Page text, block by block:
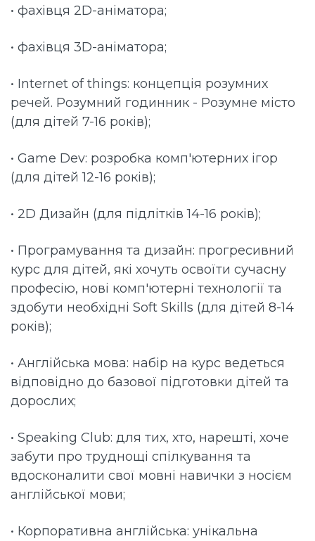
• фахівця 2D-аніматора;
• фахівця 3D-аніматора;
• Internet of things: концепція розумних
речей. Розумний годинник - Розумне місто
(для дітей 7-16 років);
• Game Dev: розробка комп'ютерних ігор
(для дітей 12-16 років);
• 2D Дизайн (для підлітків 14-16 років);
• Програмування та дизайн: прогресивний
курс для дітей, які хочуть освоїти сучасну
професію, нові комп'ютерні технології та
здобути необхідні Soft Skills (для дітей 8-14
років);
• Англійська мова: набір на курс ведеться
відповідно до базової підготовки дітей та
дорослих;
• Speaking Club: для тих, хто, нарешті, хоче
забути про труднощі спілкування та
вдосконалити свої мовні навички з носієм
англійської мови;
• Корпоративна англійська: унікальна